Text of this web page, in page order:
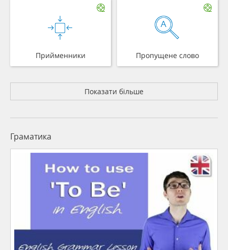
Прийменники Пропущене слово
Показати більше
Граматика